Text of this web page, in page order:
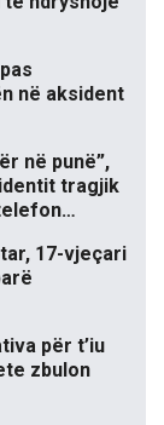
në aksident
në punë”,
tragjik
17-vjeçari
për t’iu
zbulon